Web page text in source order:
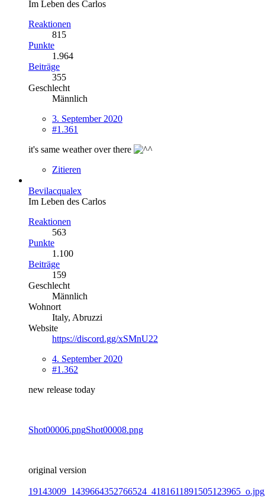
Im Leben des Carlos
Reaktionen
815
Punkte
1.964
Beiträge
355
Geschlecht
Männlich
3. September 2020
#1.361
it's same weather over there
Zitieren
Bevilacqualex
Im Leben des Carlos
Reaktionen
563
Punkte
1.100
Beiträge
159
Geschlecht
Männlich
Wohnort
Italy, Abruzzi
Website
https://discord.gg/xSMnU22
4. September 2020
#1.362
new release today
Shot00006.pngShot00008.png
original version
19143009_1439664352766524_4181611891505123965_o.jpg